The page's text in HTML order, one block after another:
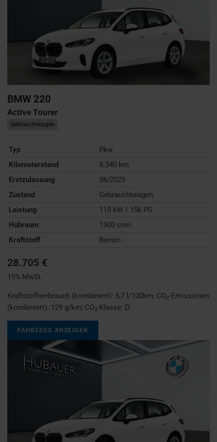
BMW 220
Active Tourer
Gebrauchtwagen
Typ
Pkw
Kilometerstand
8.340 km
Erstzulassung
06/2025
Zustand
Gebrauchtwagen
Leistung
115 kW / 156 PS
Hubraum
1500 ccm
Kraftstoff
Benzin
28.705 €
19% MwSt.
Kraftstoffverbrauch (kombiniert): 5,7 l/100km; CO2-Emissionen
(kombiniert): 129 g/km; CO2-Klasse: D
FAHRZEUG ANZEIGEN